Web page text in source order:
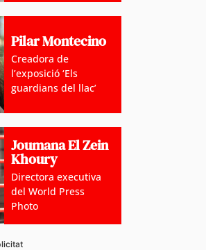
Pilar Montecino
Creadora de
l’exposició ‘Els
guardians del llac’
Joumana El Zein
Khoury
Directora executiva
del World Press
Photo